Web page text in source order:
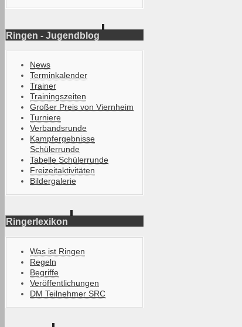
Ringen - Jugendblog
News
Terminkalender
Trainer
Trainingszeiten
Großer Preis von Viernheim
Turniere
Verbandsrunde
Kampfergebnisse
Schülerrunde
Tabelle Schülerrunde
Freizeitaktivitäten
Bildergalerie
Ringerlexikon
Was ist Ringen
Regeln
Begriffe
Veröffentlichungen
DM Teilnehmer SRC